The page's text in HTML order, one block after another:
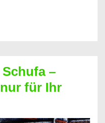
–
für Ihr